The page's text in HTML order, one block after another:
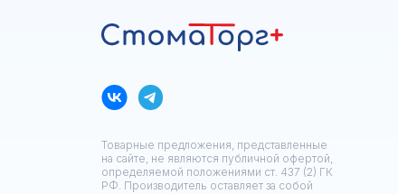
Товарные предложения, представленные
на сайте, не являются публичной офертой,
определяемой положениями ст. 437 (2) ГК
РФ. Производитель оставляет за собой